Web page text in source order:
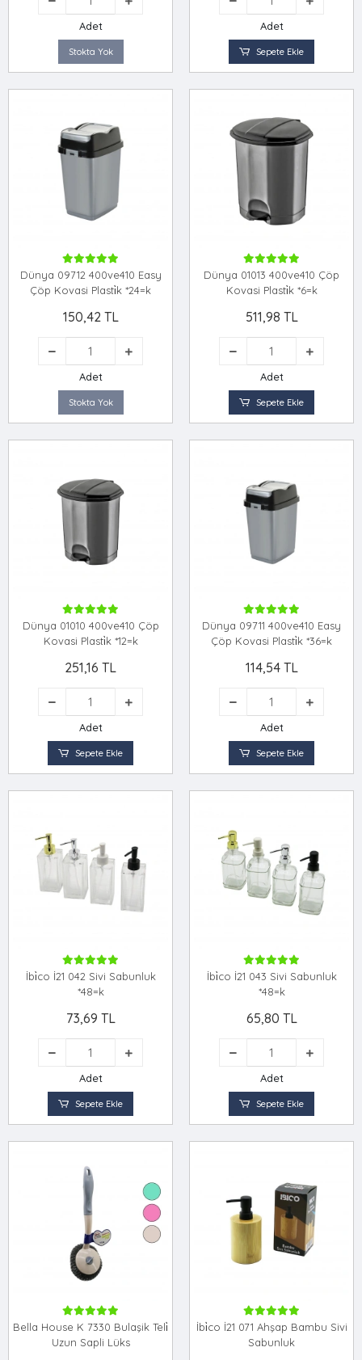
Adet
Stokta Yok
Adet
Sepete Ekle
Dünya 09712 400ve410 Easy
Çöp Kovasi Plasti̇k *24=k
150,42 TL
Adet
Stokta Yok
Dünya 01013 400ve410 Çöp
Kovasi Plasti̇k *6=k
511,98 TL
Adet
Sepete Ekle
Dünya 01010 400ve410 Çöp
Kovasi Plasti̇k *12=k
251,16 TL
Adet
Sepete Ekle
Dünya 09711 400ve410 Easy
Çöp Kovasi Plasti̇k *36=k
114,54 TL
Adet
Sepete Ekle
İbi̇co İ21 042 Sivi Sabunluk
*48=k
73,69 TL
Adet
Sepete Ekle
İbi̇co İ21 043 Sivi Sabunluk
*48=k
65,80 TL
Adet
Sepete Ekle
Bella House K 7330 Bulaşik Teli̇
Uzun Sapli Lüks
İbi̇co İ21 071 Ahşap Bambu Sivi
Sabunluk